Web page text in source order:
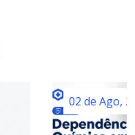
02 de Ago,